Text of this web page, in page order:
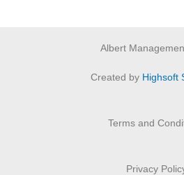
Albert
Created by Highsoft
Terms and
Privacy